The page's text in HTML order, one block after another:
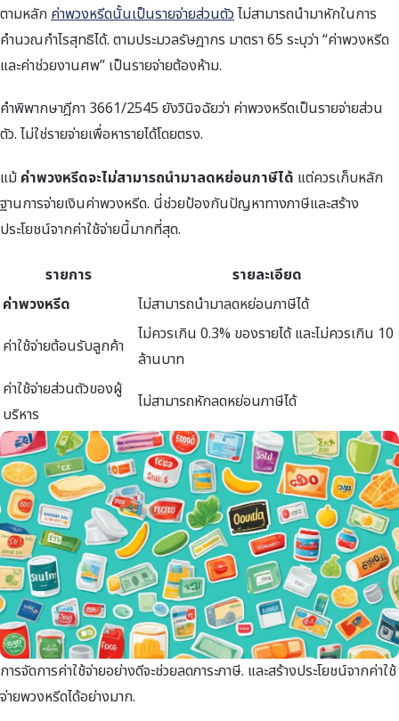
ตามหลักค่าพวงหรีดนั้นเป็นรายจ่ายส่วนตัวไม่สามารถนำมาหักในการ
คำนวณกำไรสุทธิได้. ตามประมวลรัษฎากร มาตรา 65 ระบุว่า “ค่าพวงหรีด
และค่าช่วยงานศพ” เป็นรายจ่ายต้องห้าม.
คำพิพากษาฎีกา 3661/2545 ยังวินิจฉัยว่า ค่าพวงหรีดเป็นรายจ่ายส่วน
ตัว. ไม่ใช่รายจ่ายเพื่อหารายได้โดยตรง.
แม้ ค่าพวงหรีดจะไม่สามารถนำมาลดหย่อนภาษีได้ แต่ควรเก็บหลัก
ฐานการจ่ายเงินค่าพวงหรีด. นี่ช่วยป้องกันปัญหาทางภาษีและสร้าง
ประโยชน์จากค่าใช้จ่ายนี้มากที่สุด.
รายการ
รายละเอียด
ค่าพวงหรีด
ไม่สามารถนำมาลดหย่อนภาษีได้
ค่าใช้จ่ายต้อนรับลูกค้า
ไม่ควรเกิน 0.3% ของรายได้ และไม่ควรเกิน 10
ล้านบาท
ค่าใช้จ่ายส่วนตัวของผู้
บริหาร
ไม่สามารถหักลดหย่อนภาษีได้
การจัดการค่าใช้จ่ายอย่างดีจะช่วยลดภาระภาษี. และสร้างประโยชน์จากค่าใช้
จ่ายพวงหรีดได้อย่างมาก.